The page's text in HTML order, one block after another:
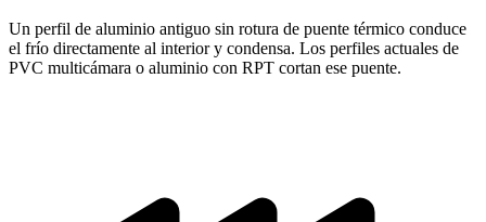
Un perfil de aluminio antiguo sin rotura de puente térmico conduce
el frío directamente al interior y condensa. Los perfiles actuales de
PVC multicámara o aluminio con RPT cortan ese puente.